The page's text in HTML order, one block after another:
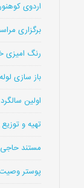
اردوی
برگزاری
رنگ امیزی
باز سازی
اولین
تهیه و
مستند حاجی
پوستر